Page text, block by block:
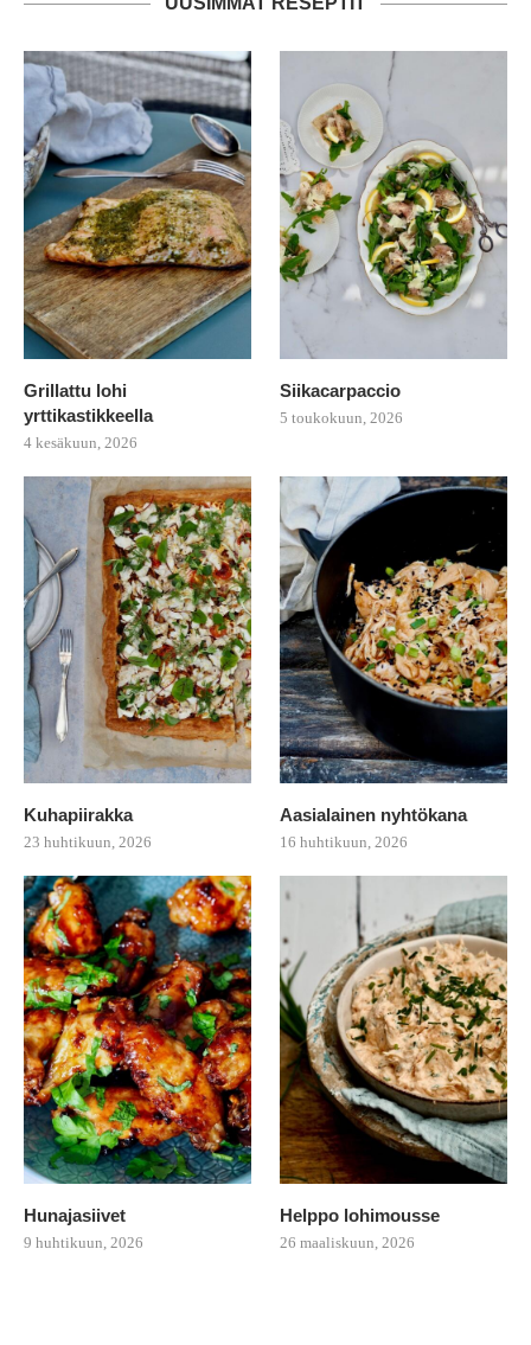
Grillattu lohi
yrttikastikkeella
4 kesäkuun, 2026
Siikacarpaccio
5 toukokuun, 2026
Kuhapiirakka
23 huhtikuun, 2026
Aasialainen nyhtökana
16 huhtikuun, 2026
Hunajasiivet
9 huhtikuun, 2026
Helppo lohimousse
26 maaliskuun, 2026